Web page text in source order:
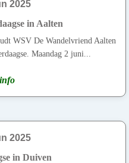
2025
in Aalten
WSV De Wandelvriend Aalten
Maandag 2 juni...
2025
in Duiven